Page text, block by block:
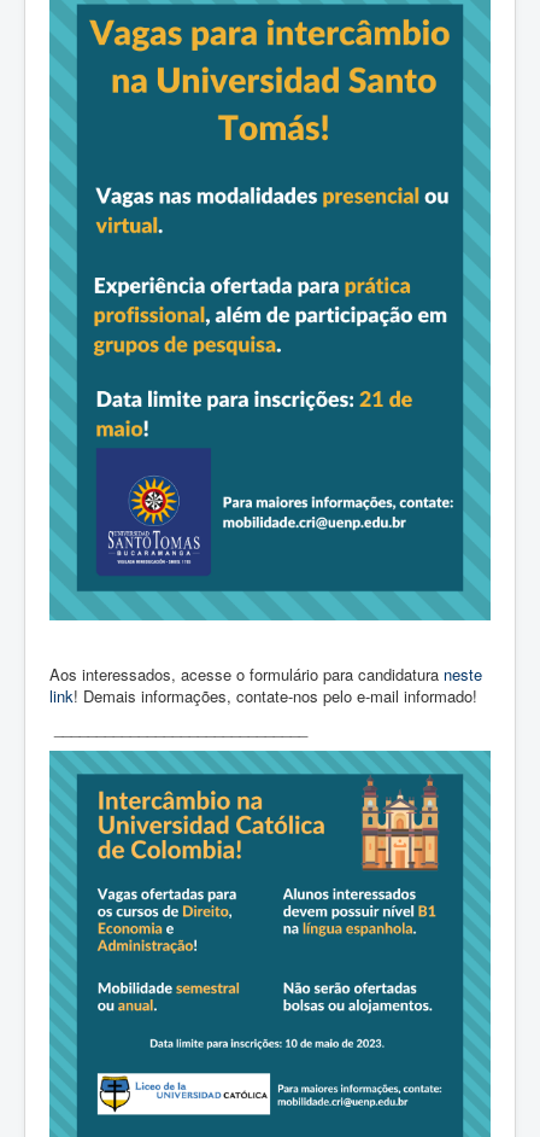
Aos interessados, acesse o formulário para candidatura neste
link! Demais informações, contate-nos pelo e-mail informado!